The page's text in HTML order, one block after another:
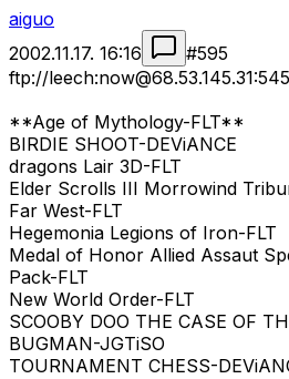
aiguo
2002.11.17. 16:16
#595
ftp://leech:now@68.53.145.31
**Age of Mythology-FLT**
BIRDIE SHOOT-DEViANCE
dragons Lair 3D-FLT
Elder Scrolls III Morrowind
Far West-FLT
Hegemonia Legions of Iron-FLT
Medal of Honor Allied Assaut
Pack-FLT
New World Order-FLT
SCOOBY DOO THE CASE OF
BUGMAN-JGTiSO
TOURNAMENT CHESS-